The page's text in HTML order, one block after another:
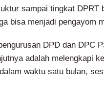
sampai tingkat DPRT
bisa menjadi pengayom
DPD dan DPC
adalah melengkapi
waktu satu bulan,